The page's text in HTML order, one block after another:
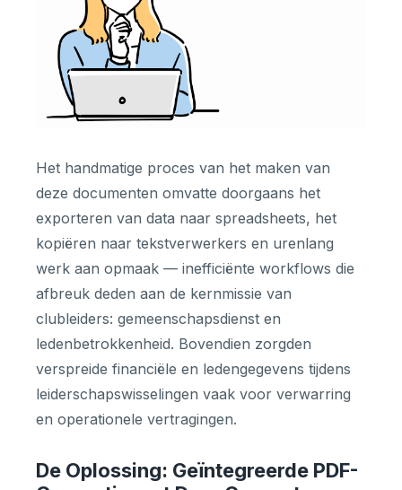
Het handmatige proces van het maken van
deze documenten omvatte doorgaans het
exporteren van data naar spreadsheets, het
kopiëren naar tekstverwerkers en urenlang
werk aan opmaak — inefficiënte workflows die
afbreuk deden aan de kernmissie van
clubleiders: gemeenschapsdienst en
ledenbetrokkenheid. Bovendien zorgden
verspreide financiële en ledengegevens tijdens
leiderschapswisselingen vaak voor verwarring
en operationele vertragingen.
De Oplossing: Geïntegreerde PDF-